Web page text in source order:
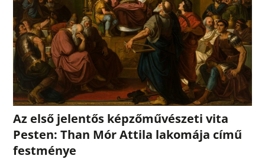
Az első jelentős képzőművészeti vita
Pesten: Than Mór Attila lakomája című
festménye